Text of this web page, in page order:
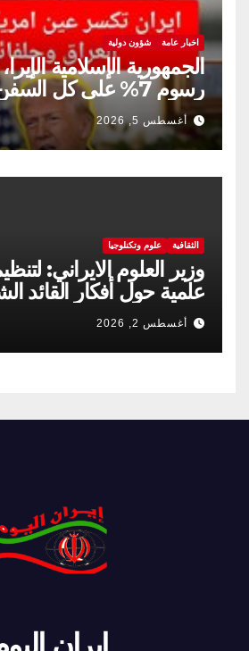
اخبار عامة شؤون دولية
الجمهورية الإسلامية
رسوم 7% على كل
مضيق هرمز
أغسطس 5, 2026
الثقافية علوم وتكنلوجيا
وزير العلوم الايراني:
علمية حول أفكار القائد
أغسطس 2, 2026